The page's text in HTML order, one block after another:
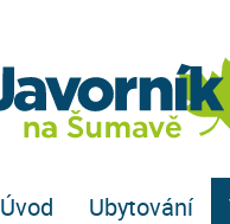
Úvod Ubytování